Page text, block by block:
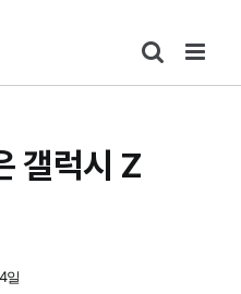
갤럭시 Z
일